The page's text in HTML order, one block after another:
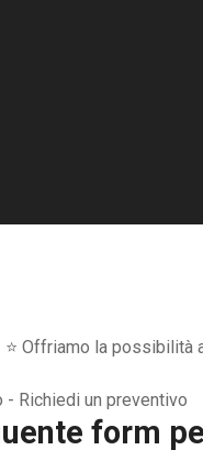
Offriamo la
form